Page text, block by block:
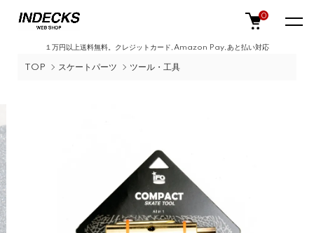
１万円以上送料無料。クレジットカード,Amazon Pay,あと払い対応
0
TOP スケートパーツ ツール・工具